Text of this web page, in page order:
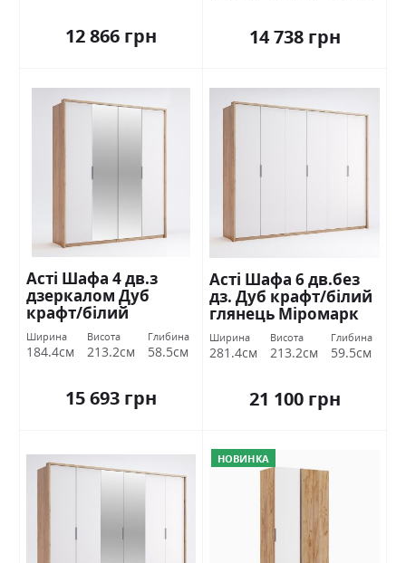
12 866 грн 14 738 грн
Асті Шафа 4 дв.з
дзеркалом Дуб
крафт/білий
глянець Міромарк
Ширина
184.4см
Висота
213.2см
Глибина
58.5см
15 693 грн
Асті Шафа 6 дв.без
дз. Дуб крафт/білий
глянець Міромарк
Ширина
281.4см
Висота
213.2см
Глибина
59.5см
21 100 грн
НОВИНКА